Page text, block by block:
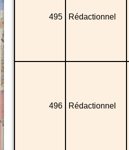
495 Rédactionnel
496 Rédactionnel